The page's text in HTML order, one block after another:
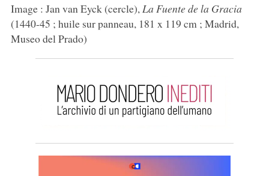
Image : Jan van Eyck (cercle), La Fuente de la Gracia
(1440-45 ; huile sur panneau, 181 x 119 cm ; Madrid,
Museo del Prado)